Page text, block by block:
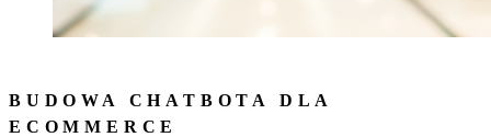
BUDOWA CHATBOTA DLA
ECOMMERCE